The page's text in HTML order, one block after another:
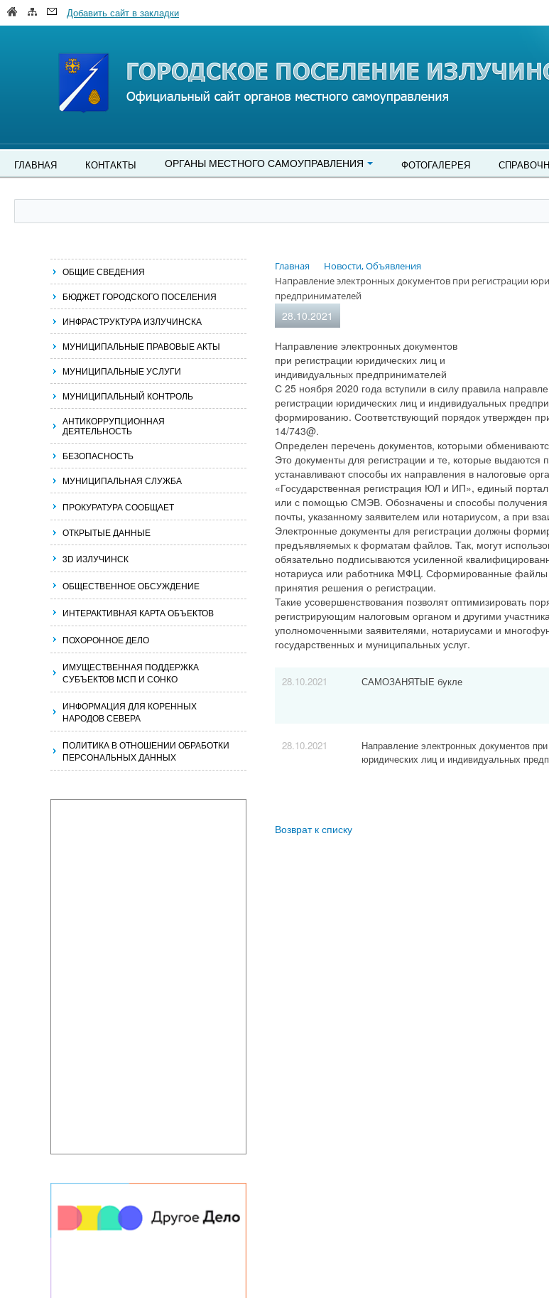
Добавить сайт в закладки
ГЛАВНАЯ КОНТАКТЫ ОРГАНЫ МЕСТНОГО САМОУПРАВЛЕНИЯ ФОТОГАЛЕРЕЯ
Главная
Новости, Объявления
Направление электронных документов при регистрации
предпринимателей
28.10.2021
Направление электронных документов
при регистрации юридических лиц и
индивидуальных предпринимателей
С 25 ноября 2020 года вступили в силу правила
регистрации юридических лиц и индивидуальных
формированию. Соответствующий порядок утвержден
14/743@.
Определен перечень документов, которыми
Это документы для регистрации и те, которые выдаются
устанавливают способы их направления в налоговые
«Государственная регистрация ЮЛ и ИП», единый
или с помощью СМЭВ. Обозначены и способы получения
почты, указанному заявителем или нотариусом, а при
Электронные документы для регистрации должны
предъявляемых к форматам файлов. Так, могут
обязательно подписываются усиленной
нотариуса или работника МФЦ. Сформированные файлы
принятия решения о регистрации.
Такие усовершенствования позволят оптимизировать
регистрирующим налоговым органом и другими
уполномоченными заявителями, нотариусами и
государственных и муниципальных услуг.
28.10.2021 САМОЗАНЯТЫЕ букле
28.10.2021
Направление электронных документов при
юридических лиц и индивидуальных
Возврат к списку
ОБЩИЕ СВЕДЕНИЯ
БЮДЖЕТ ГОРОДСКОГО ПОСЕЛЕНИЯ
ИНФРАСТРУКТУРА ИЗЛУЧИНСКА
МУНИЦИПАЛЬНЫЕ ПРАВОВЫЕ АКТЫ
МУНИЦИПАЛЬНЫЕ УСЛУГИ
МУНИЦИПАЛЬНЫЙ КОНТРОЛЬ
АНТИКОРРУПЦИОННАЯ
ДЕЯТЕЛЬНОСТЬ
БЕЗОПАСНОСТЬ
МУНИЦИПАЛЬНАЯ СЛУЖБА
ПРОКУРАТУРА СООБЩАЕТ
ОТКРЫТЫЕ ДАННЫЕ
3D ИЗЛУЧИНСК
ОБЩЕСТВЕННОЕ ОБСУЖДЕНИЕ
ИНТЕРАКТИВНАЯ КАРТА ОБЪЕКТОВ
ПОХОРОННОЕ ДЕЛО
ИМУЩЕСТВЕННАЯ ПОДДЕРЖКА
СУБЪЕКТОВ МСП И СОНКО
ИНФОРМАЦИЯ ДЛЯ КОРЕННЫХ
НАРОДОВ СЕВЕРА
ПОЛИТИКА В ОТНОШЕНИИ ОБРАБОТКИ
ПЕРСОНАЛЬНЫХ ДАННЫХ